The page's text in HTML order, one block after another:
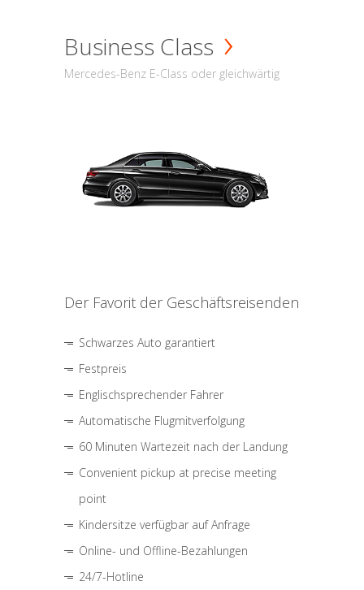
Business Class
Mercedes-Benz E-Class oder gleichwärtig
Der Favorit der Geschäftsreisenden
Schwarzes Auto garantiert
Festpreis
Englischsprechender Fahrer
Automatische Flugmitverfolgung
60 Minuten Wartezeit nach der Landung
Convenient pickup at precise meeting
point
Kindersitze verfügbar auf Anfrage
Online- und Offline-Bezahlungen
24/7-Hotline